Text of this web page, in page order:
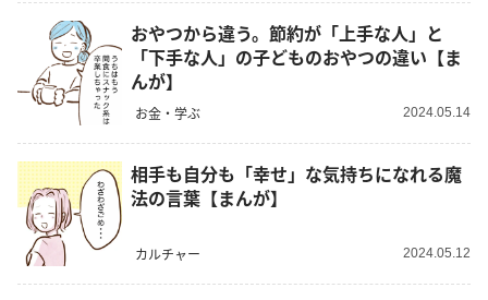
おやつから違う。節約が「上手な人」と
「下手な人」の子どものおやつの違い【ま
んが】
お金・学ぶ 2024.05.14
相手も自分も「幸せ」な気持ちになれる魔
法の言葉【まんが】
カルチャー 2024.05.12